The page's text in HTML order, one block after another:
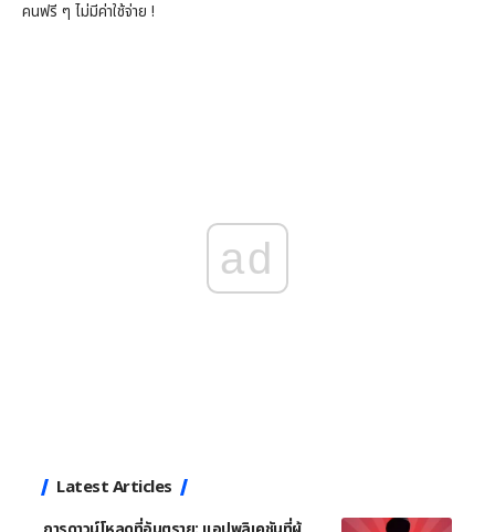
คนฟรี ๆ ไม่มีค่าใช้จ่าย !
ad
Latest Articles